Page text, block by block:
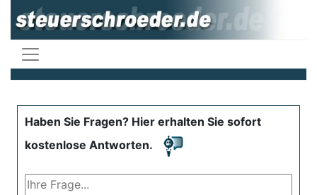
Haben Sie Fragen? Hier erhalten Sie sofort
kostenlose Antworten.